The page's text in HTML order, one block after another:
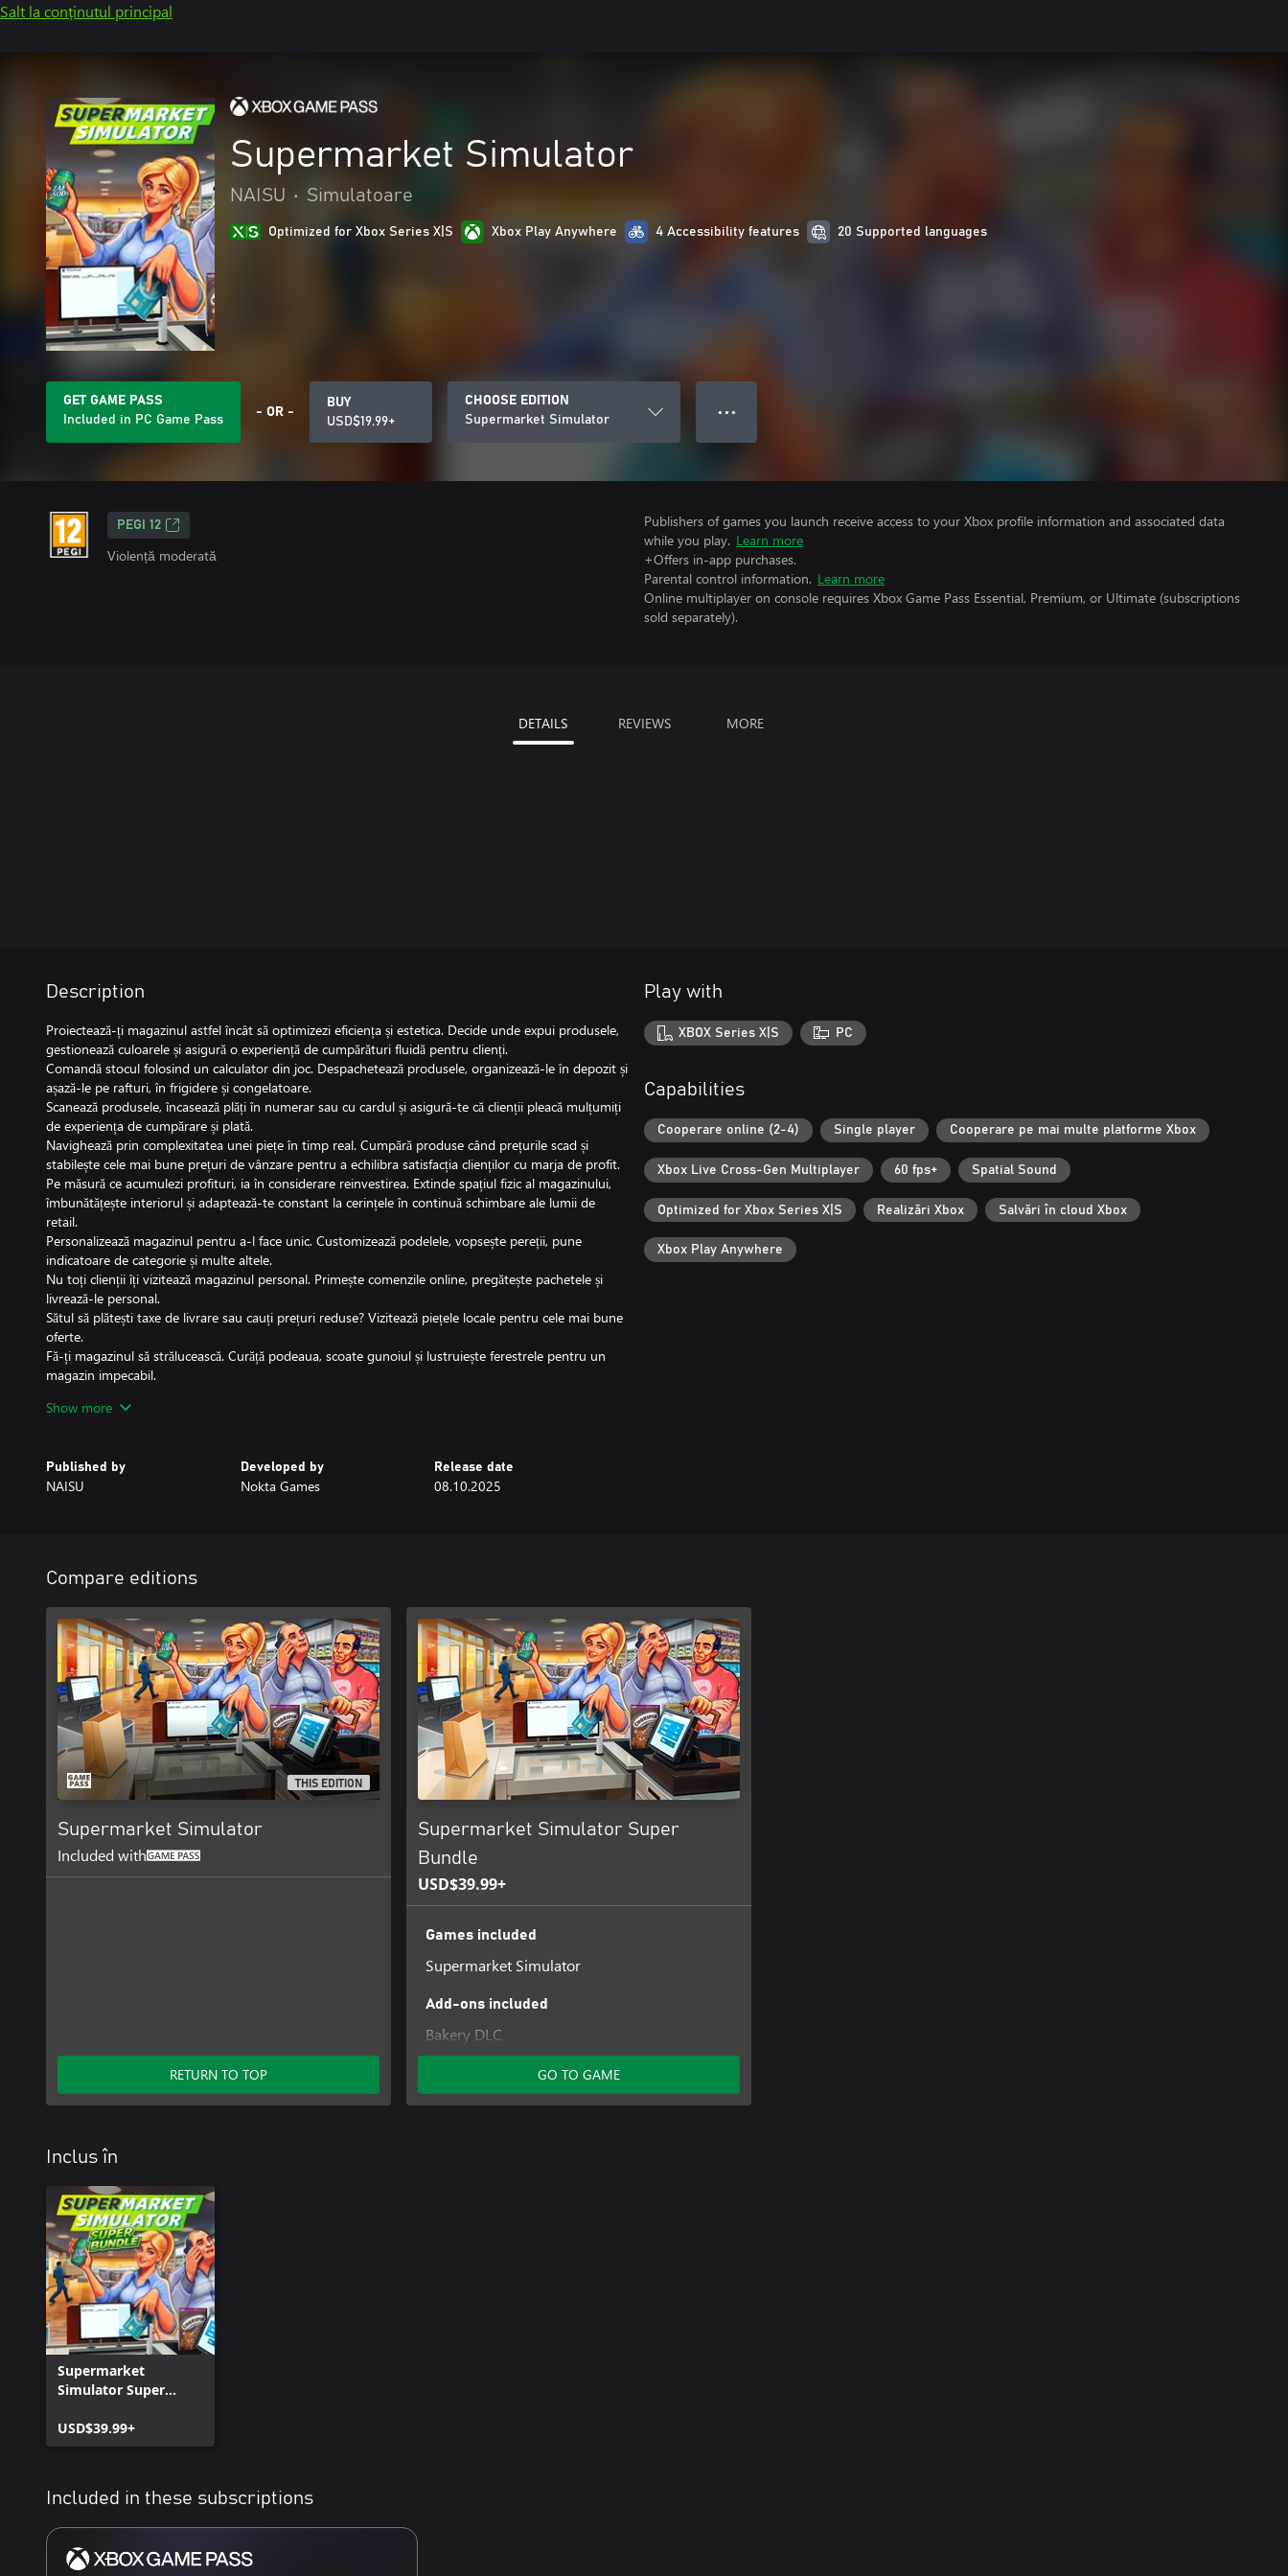
Salt la conținutul principal
Supermarket Simulator
NAISU • Simulatoare
Optimized for Xbox Series X|S Xbox Play Anywhere 4 Accessibility features 20 Supported languages
GET GAME PASS
Included in PC Game Pass
- OR -
BUY
USD$19.99+
CHOOSE EDITION
Supermarket Simulator
● ● ●
PEGI 12
Violență moderată
Publishers of games you launch receive access to your Xbox profile information and associated data
while you play. Learn more
+Offers in-app purchases.
Parental control information. Learn more
Online multiplayer on console requires Xbox Game Pass Essential, Premium, or Ultimate (subscriptions
sold separately).
DETAILS REVIEWS MORE
Description
Proiectează-ți magazinul astfel încât să optimizezi eficiența și estetica. Decide unde expui produsele,
gestionează culoarele și asigură o experiență de cumpărături fluidă pentru clienți.
Comandă stocul folosind un calculator din joc. Despachetează produsele, organizează-le în depozit și
așază-le pe rafturi, în frigidere și congelatoare.
Scanează produsele, încasează plăți în numerar sau cu cardul și asigură-te că clienții pleacă mulțumiți
de experiența de cumpărare și plată.
Navighează prin complexitatea unei piețe în timp real. Cumpără produse când prețurile scad și
stabilește cele mai bune prețuri de vânzare pentru a echilibra satisfacția clienților cu marja de profit.
Pe măsură ce acumulezi profituri, ia în considerare reinvestirea. Extinde spațiul fizic al magazinului,
îmbunătățește interiorul și adaptează-te constant la cerințele în continuă schimbare ale lumii de
retail.
Personalizează magazinul pentru a-l face unic. Customizează podelele, vopsește pereții, pune
indicatoare de categorie și multe altele.
Nu toți clienții îți vizitează magazinul personal. Primește comenzile online, pregătește pachetele și
livrează-le personal.
Sătul să plătești taxe de livrare sau cauți prețuri reduse? Vizitează piețele locale pentru cele mai bune
oferte.
Fă-ți magazinul să strălucească. Curăță podeaua, scoate gunoiul și lustruiește ferestrele pentru un
magazin impecabil.
sau angajează paznici pentru a-ți proteja magazinul de hoți.
În "Supermarket Simulator", fiecare decizie contează. Vei face față provocării, transformând un
magazin modest într-un gigant al comerțului cu amănuntul, în timp ce echilibrezi satisfacția clienților
Show more
Published by
NAISU
Developed by
Nokta Games
Release date
08.10.2025
Play with
XBOX Series X|S PC
Capabilities
Cooperare online (2-4) Single player Cooperare pe mai multe platforme Xbox
Xbox Live Cross-Gen Multiplayer 60 fps+ Spatial Sound
Optimized for Xbox Series X|S Realizări Xbox Salvări în cloud Xbox
Xbox Play Anywhere
Compare editions
THIS EDITION
Supermarket Simulator
Included with
RETURN TO TOP
Supermarket Simulator Super
Bundle
USD$39.99+
Games included
Supermarket Simulator
Add-ons included
Bakery DLC
Clothing DLC
Everyday Essentials DLC
GO TO GAME
Inclus în
Supermarket
Simulator Super
USD$39.99+
Included in these subscriptions